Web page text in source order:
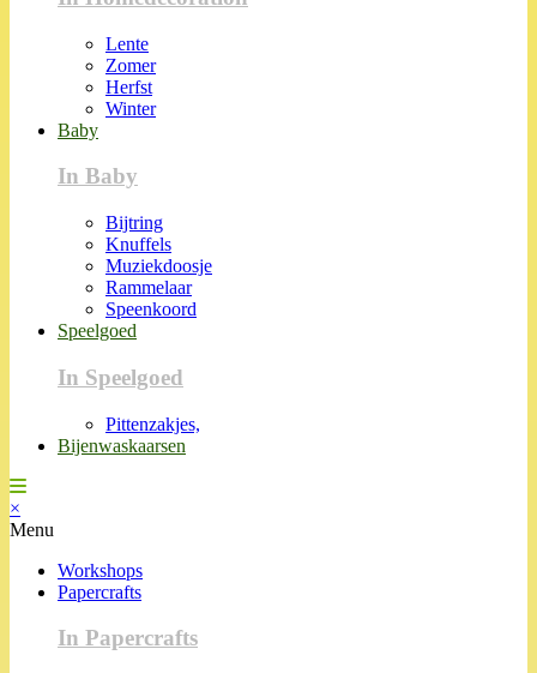
Lente
Zomer
Herfst
Winter
Baby
In Baby
Bijtring
Knuffels
Muziekdoosje
Rammelaar
Speenkoord
Speelgoed
In Speelgoed
Pittenzakjes,
Bijenwaskaarsen
×
Menu
Workshops
Papercrafts
In Papercrafts